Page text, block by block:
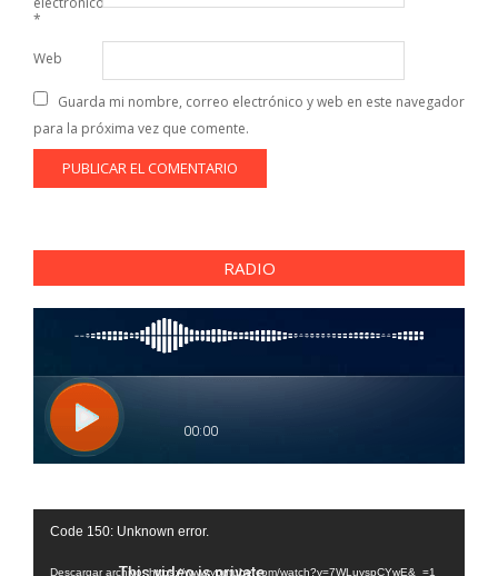
*
Web
Guarda mi nombre, correo electrónico y web en este navegador
para la próxima vez que comente.
RADIO
Reproductor
Code 150: Unknown error.
Descargar archivo: https://www.youtube.com/watch?v=7WLuvspCYwE&_=1